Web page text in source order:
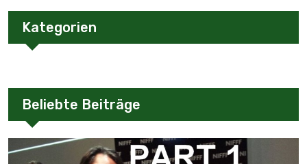
Kategorien
Beliebte Beiträge